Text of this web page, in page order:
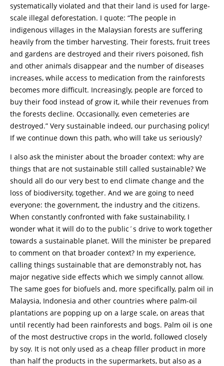
systematically violated and that their land is used for large-
scale illegal deforestation. I quote: “The people in
indigenous villages in the Malaysian forests are suffering
heavily from the timber harvesting. Their forests, fruit trees
and gardens are destroyed and their rivers poisoned, fish
and other animals disappear and the number of diseases
increases, while access to medication from the rainforests
becomes more difficult. Increasingly, people are forced to
buy their food instead of grow it, while their revenues from
the forests decline. Occasionally, even cemeteries are
destroyed.” Very sustainable indeed, our purchasing policy!
If we continue down this path, who will take us seriously?
I also ask the minister about the broader context: why are
things that are not sustainable still called sustainable? We
should all do our very best to end climate change and the
loss of biodiversity, together. And we are going to need
everyone: the government, the industry and the citizens.
When constantly confronted with fake sustainability, I
wonder what it will do to the public´s drive to work together
towards a sustainable planet. Will the minister be prepared
to comment on that broader context? In my experience,
calling things sustainable that are demonstrably not, has
major negative side effects which we simply cannot allow.
The same goes for biofuels and, more specifically, palm oil in
Malaysia, Indonesia and other countries where palm-oil
plantations are popping up on a large scale, on areas that
until recently had been rainforests and bogs. Palm oil is one
of the most destructive crops in the world, followed closely
by soy. It is not only used as a cheap filler product in more
than half the products in the supermarkets, but also as a